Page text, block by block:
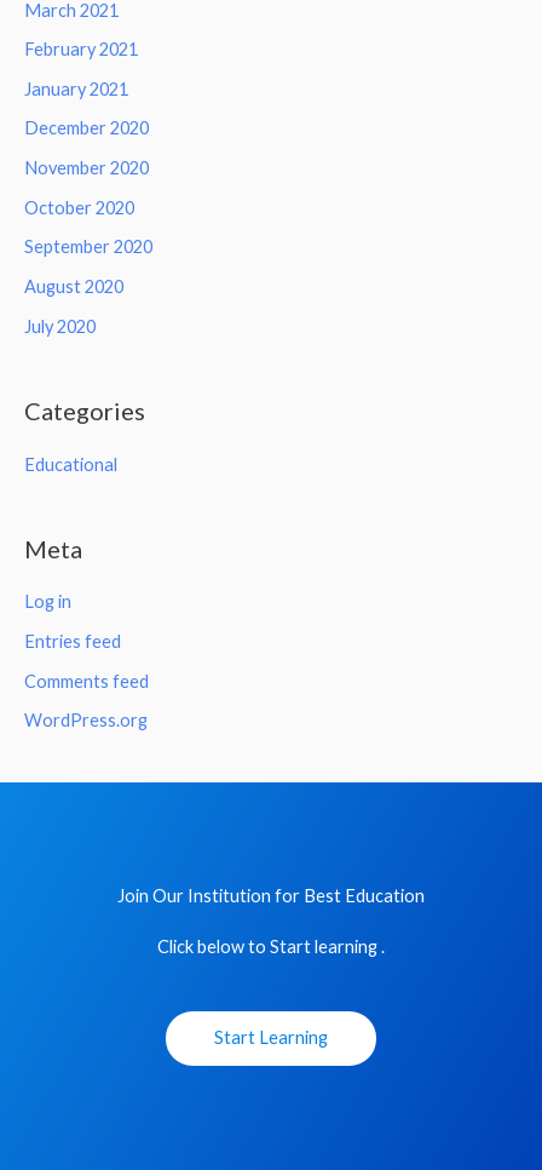
March 2021
February 2021
January 2021
December 2020
November 2020
October 2020
September 2020
August 2020
July 2020
Categories
Educational
Meta
Log in
Entries feed
Comments feed
WordPress.org
Join Our Institution for Best Education
Click below to Start learning .
Start Learning